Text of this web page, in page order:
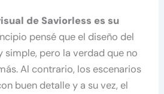
de Saviorless es su
pensé que el diseño del
simple, pero la verdad que no
Al contrario, los escenarios
buen detalle y a su vez, el